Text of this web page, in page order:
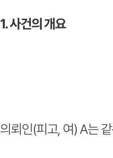
1. 사건의 개요
의뢰인(피고, 여) A는